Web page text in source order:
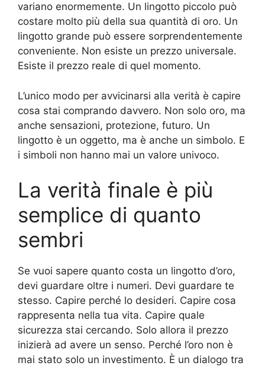
variano enormemente. Un lingotto piccolo può
costare molto più della sua quantità di oro. Un
lingotto grande può essere sorprendentemente
conveniente. Non esiste un prezzo universale.
Esiste il prezzo reale di quel momento.
L’unico modo per avvicinarsi alla verità è capire
cosa stai comprando davvero. Non solo oro, ma
anche sensazioni, protezione, futuro. Un
lingotto è un oggetto, ma è anche un simbolo. E
i simboli non hanno mai un valore univoco.
La verità finale è più
semplice di quanto
sembri
Se vuoi sapere quanto costa un lingotto d’oro,
devi guardare oltre i numeri. Devi guardare te
stesso. Capire perché lo desideri. Capire cosa
rappresenta nella tua vita. Capire quale
sicurezza stai cercando. Solo allora il prezzo
inizierà ad avere un senso. Perché l’oro non è
mai stato solo un investimento. È un dialogo tra